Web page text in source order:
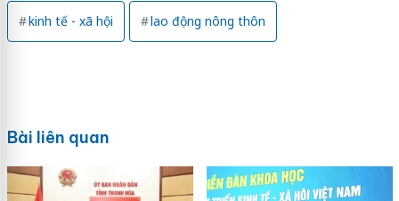
kinh tế - xã hội lao động nông thôn
Bài liên quan